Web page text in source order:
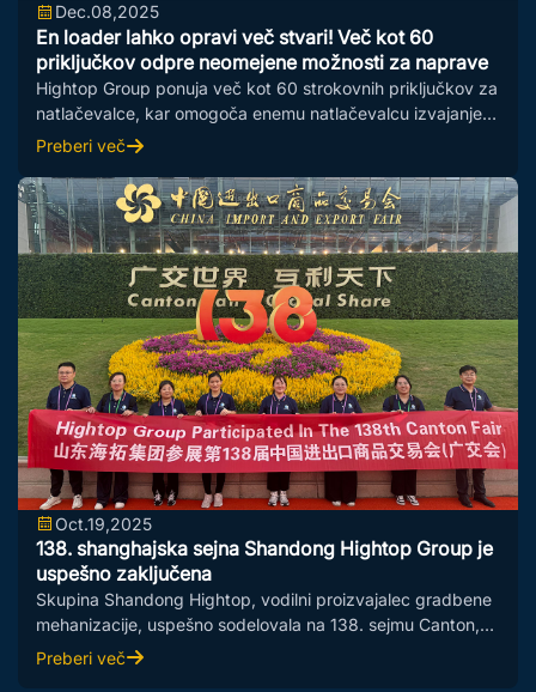
Dec.08,2025
En loader lahko opravi več stvari! Več kot 60
priključkov odpre neomejene možnosti za naprave
Hightop Group ponuja več kot 60 strokovnih priključkov za
natlačevalce, kar omogoča enemu natlačevalcu izvajanje
več nalog v ozkih prostorih in pri...
Preberi več
Oct.19,2025
138. shanghajska sejna Shandong Hightop Group je
uspešno zaključena
Skupina Shandong Hightop, vodilni proizvajalec gradbene
mehanizacije, uspešno sodelovala na 138. sejmu Canton,
kjer je predstavila visokoučinkovito...
Preberi več